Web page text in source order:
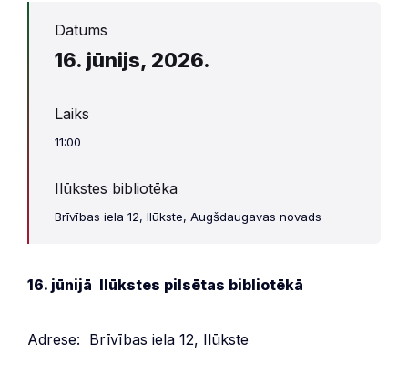
Datums
16. jūnijs, 2026.
Laiks
11:00
Ilūkstes bibliotēka
Brīvības iela 12, Ilūkste, Augšdaugavas novads
16. jūnijā Ilūkstes pilsētas bibliotēkā
Adrese: Brīvības iela 12, Ilūkste